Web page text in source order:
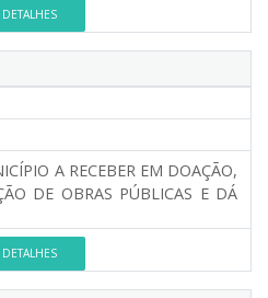
DETALHES
A RECEBER EM DOAÇÃO,
DE OBRAS PÚBLICAS E DÁ
DETALHES